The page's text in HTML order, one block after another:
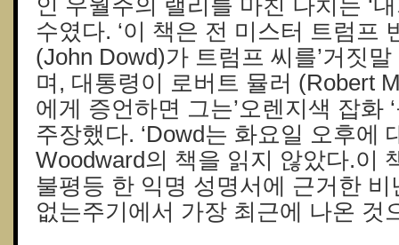
인 우월주의 랠리를 마친 나치는 ‘
수였다. ‘이 책은 전 미스터 트럼프
(John Dowd)가 트럼프 씨를’거짓말
며, 대통령이 로버트 뮬러 (Robert
에게 증언하면 그는’오렌지색 잡화
주장했다. ‘Dowd는 화요일 오후에
Woodward의 책을 읽지 않았다.이
불평등 한 익명 성명서에 근거한
없는주기에서 가장 최근에 나온 것